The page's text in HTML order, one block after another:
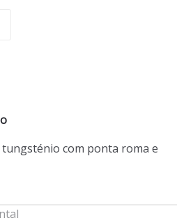
com ponta roma e